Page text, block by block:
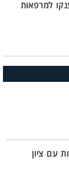
לשנת 2025 הוענקו למרפאות
עם ציון